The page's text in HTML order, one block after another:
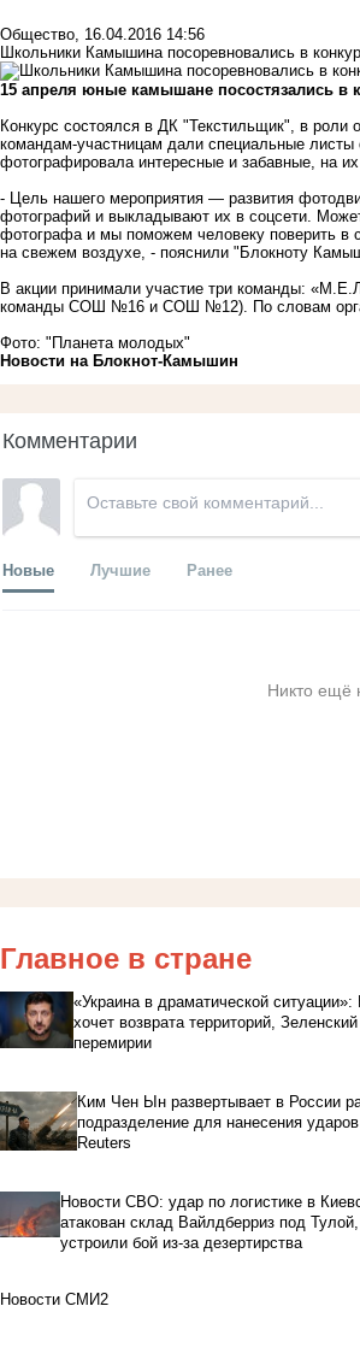
Общество, 16.04.2016 14:56
Школьники Камышина посоревновались в
15 апреля юные камышане посостязались в
Конкурс состоялся в ДК "Текстильщик", в роли
командам-участницам дали специальные
фотографировала интересные и забавные, на
- Цель нашего мероприятия — развития
фотографий и выкладывают их в соцсети.
фотографа и мы поможем человеку поверить в
на свежем воздухе, - пояснили "Блокноту
В акции принимали участие три команды:
команды СОШ №16 и СОШ №12). По словам
Фото: "Планета молодых"
Новости на Блoкнoт-Камышин
Комментарии
Новые Лучшие Ранее
Никто ещё
Главное в стране
«Украина в драматической
хочет возврата территорий,
перемирии
Ким Чен Ын развертывает в России
подразделение для нанесения
Reuters
Новости СВО: удар по логистике в
атакован склад Вайлдберриз под
устроили бой из-за дезертирства
Новости СМИ2